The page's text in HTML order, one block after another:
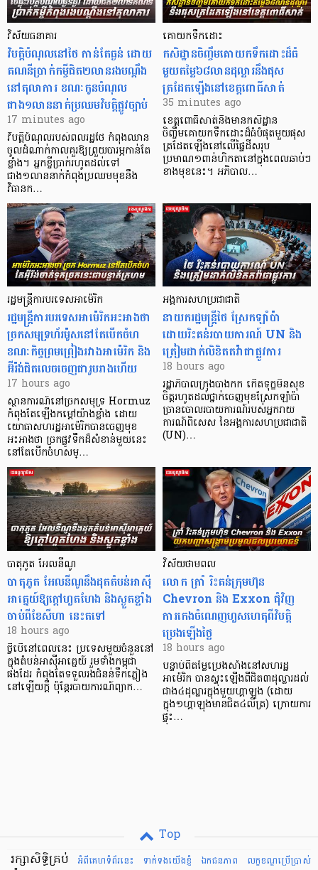
វិស័យធនាគារ
វិបត្តិបំណុល​នៅថៃ កាន់តែធ្ងន់ ដោយ
គណនីប្រាក់កម្ចីជិត២លានរងបណ្តឹង
នៅតុលាការ ខណៈកូនបំណុល
ជាង១លាននាក់ប្រឈមវិបត្តិផ្លូវច្បាប់
17 minutes ago
វិបត្តិបំណុលរបស់ពលរដ្ឋថៃ កំពុងឈាន
ចូលដំណាក់កាលគួរឱ្យព្រួយបារម្ភកាន់តែ
ខ្លាំង។ អ្នកខ្ចីប្រាក់​រហូតដល់​ទៅ
ជាង១លាននាក់កំពុងប្រឈមមុខនឹង
វិធានក…
គោយកទឹកដោះ
កសិដ្ឋានចិញ្ចឹមគោយកទឹកដោះដ៏ធំ
មួយតម្លៃ៦៨លានដុល្លារនឹងផុស
ត្រដែតឡើងនៅខេត្តពោធិ៍សាត់
35 minutes ago
ខេត្តពោធិ៍សាត់នឹងមានកសិដ្ឋាន
ចិញ្ចឹមគោយកទឹកដោះដ៏ធំបំផុតមួយផុស
ត្រដែតឡើងនៅលើផ្ទៃដីសរុប
ប្រមាណ១ពាន់ហិកតានៅក្នុងពេលឆាប់ៗ
ខាងមុខនេះ។ អភិបាល…
រដ្ឋមន្ត្រីការបរទេសអាម៉េរិក
រដ្ឋមន្ត្រីការបរទេសអាម៉េរិកអះអាងថា
ច្រកសមុទ្រហ័រម៉ូសនៅតែបើកចំហ
ខណៈកិច្ចព្រមព្រៀងរវាងអាម៉េរិក និង
អ៊ីរ៉ង់ជិតលេចចេញជារូបរាងហើយ
17 hours ago
ស្ថានការណ៍នៅច្រកសមុទ្រ Hormuz
កំពុងតែឡើងកម្ដៅយ៉ាងខ្លាំង ដោយ
យោធាសហរដ្ឋអាម៉េរិកបានចេញមុខ
អះអាងថា ច្រកផ្លូវទឹកដ៏សំខាន់មួយនេះ
នៅតែបើកចំហសម្…
អង្គការសហប្រជាជាតិ
នាយករដ្ឋមន្ត្រី​ថៃ ស្រែកឡាំប៉ា
ដោយរិះគន់របាយការណ៍ UN និង
ត្រៀមដាក់លិខិតតវ៉ាជាផ្លូវការ
18 hours ago
រដ្ឋាភិបាលក្រុងបាងកក កើតទុក្ខមិនសុខ
ចិត្តរហូតដល់ថ្នាក់ចេញមុខស្រែកឡាំប៉ា
ច្រានចោលរបាយការណ៍របស់អ្នករាយ
ការណ៍ពិសេស នៃអង្គការសហប្រជាជាតិ
(UN)…
បាតុភូត អែលនីណូ
បាតុភូត អែលនីណូ​នឹងដុតតំបន់អាស៊ី
អាគ្នេយ៍ឱ្យក្តៅហួតហែង និងស្ងួតខ្លាំង
ចាប់ពីខែសីហា នេះតទៅ
18 hours ago
ថ្វីបើនៅពេលនេះ ប្រទេសមួយចំនួននៅ
ក្នុងតំបន់អាស៊ីអាគ្នេយ៍ រួមទាំងកម្ពុជា
ផងដែរ កំពុងតែទទួលរងជំនន់ទឹកភ្លៀង
នៅឡើយក្តី ប៉ុន្តែរបាយការណ៍ព្យាក…
វិស័យថាមពល
លោក ត្រាំ រិះគន់ក្រុមហ៊ុន
Chevron និង Exxon ជុំវិញ
ការកេងចំណេញហួសហេតុពីវិបត្តិ
ប្រេងឡើងថ្លៃ
18 hours ago
បន្ទាប់ពីតម្លៃប្រេងសាំងនៅសហរដ្ឋ
អាម៉េរិក បានស្ទុះឡើងពីជិត៣ដុល្លារដល់
ជាង៤ដុល្លារក្នុងមួយហ្គាឡុង (ដោយ
ក្នុង១ហ្គាឡុងមានជិត៤លីត្រ) ក្រោយការ
ផ្ទុះ…
Top
អំពីគេហទំព័រនេះ
ទាក់ទងយើងខ្ញំ ឯកជនភាព លក្ខខណ្ឌ​ប្រើ​ប្រាស់
រក្សាសិទ្ធិគ្រប់